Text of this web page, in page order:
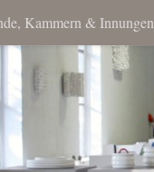
Kammern & Innungen